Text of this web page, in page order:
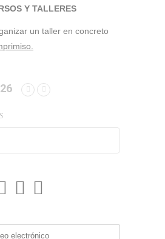
Y TALLERES
un taller en concreto